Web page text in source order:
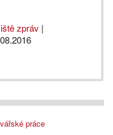
zpráv |
práce